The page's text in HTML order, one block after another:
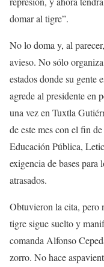
domar al tigre”.
No lo doma y, al
avieso. No sólo
estados donde su gente
agrede al presidente en
una vez en Tuxtla
de este mes con el fin
Educación Pública,
exigencia de bases para
atrasados.
Obtuvieron la cita, pero
tigre sigue suelto y
comanda Alfonso
zorro. No hace